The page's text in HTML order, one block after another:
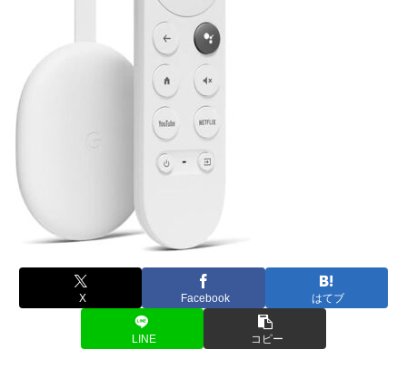
X Facebook はてブ
LINE コピー